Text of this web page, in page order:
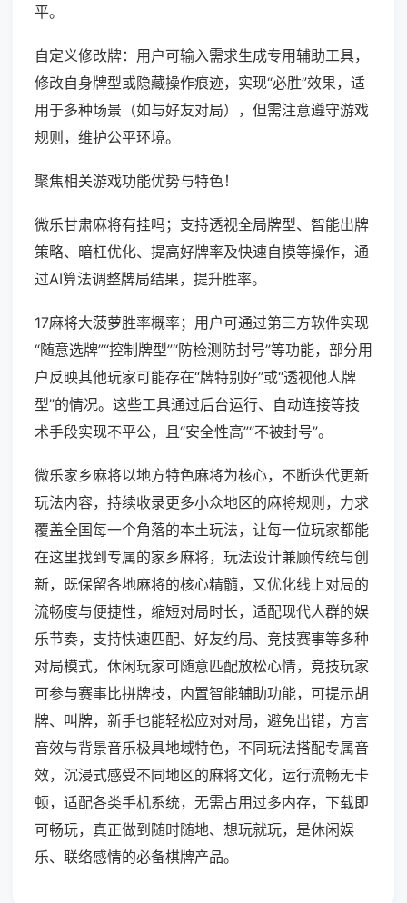
平。
自定义修改牌：用户可输入需求生成专用辅助工具，
修改自身牌型或隐藏操作痕迹，实现“必胜”效果，适
用于多种场景（如与好友对局），但需注意遵守游戏
规则，维护公平环境。
聚焦相关游戏功能优势与特色！
微乐甘肃麻将有挂吗；支持透视全局牌型、智能出牌
策略、暗杠优化、提高好牌率及快速自摸等操作，通
过AI算法调整牌局结果，提升胜率。
17麻将大菠萝胜率概率；用户可通过第三方软件实现
“随意选牌”“控制牌型”“防检测防封号”等功能，部分用
户反映其他玩家可能存在“牌特别好”或“透视他人牌
型”的情况。这些工具通过后台运行、自动连接等技
术手段实现不平公，且“安全性高”“不被封号”。
微乐家乡麻将以地方特色麻将为核心，不断迭代更新
玩法内容，持续收录更多小众地区的麻将规则，力求
覆盖全国每一个角落的本土玩法，让每一位玩家都能
在这里找到专属的家乡麻将，玩法设计兼顾传统与创
新，既保留各地麻将的核心精髓，又优化线上对局的
流畅度与便捷性，缩短对局时长，适配现代人群的娱
乐节奏，支持快速匹配、好友约局、竞技赛事等多种
对局模式，休闲玩家可随意匹配放松心情，竞技玩家
可参与赛事比拼牌技，内置智能辅助功能，可提示胡
牌、叫牌，新手也能轻松应对对局，避免出错，方言
音效与背景音乐极具地域特色，不同玩法搭配专属音
效，沉浸式感受不同地区的麻将文化，运行流畅无卡
顿，适配各类手机系统，无需占用过多内存，下载即
可畅玩，真正做到随时随地、想玩就玩，是休闲娱
乐、联络感情的必备棋牌产品。